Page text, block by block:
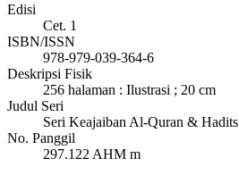
Edisi
Cet. 1
ISBN/ISSN
978-979-039-364-6
Deskripsi Fisik
256 halaman : Ilustrasi ; 20 cm
Judul Seri
Seri Keajaiban Al-Quran & Hadits
No. Panggil
297.122 AHM m